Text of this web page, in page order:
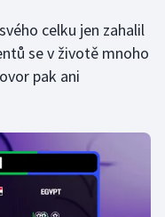
celku jen zahalil
se v životě mnoho
pak ani